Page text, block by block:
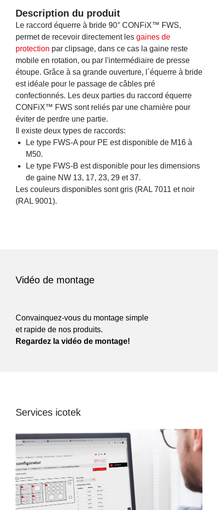
Description du produit
Le raccord équerre à bride 90° CONFiX™ FWS,
permet de recevoir directement les gaines de
protection par clipsage, dans ce cas la gaine reste
mobile en rotation, ou par l'intermédiaire de presse
étoupe. Grâce à sa grande ouverture, l´équerre à bride
est idéale pour le passage de câbles pré
confectionnés. Les deux parties du raccord équerre
CONFiX™ FWS sont reliés par une charnière pour
éviter de perdre une partie.
Il existe deux types de raccords:
Le type FWS-A pour PE est disponible de M16 à
M50.
Le type FWS-B est disponible pour les dimensions
de gaine NW 13, 17, 23, 29 et 37.
Les couleurs disponibles sont gris (RAL 7011 et noir
(RAL 9001).
Vidéo de montage
Convainquez-vous du montage simple
et rapide de nos produits.
Regardez la vidéo de montage!
Services icotek